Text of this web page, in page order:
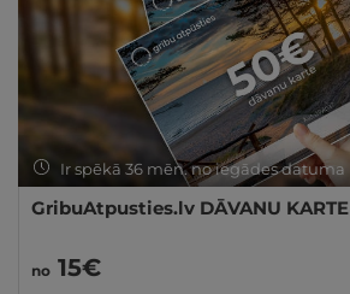
Ir spēkā 36 mēn. no iegādes datuma
GribuAtpusties.lv DĀVANU KARTE
no 15€